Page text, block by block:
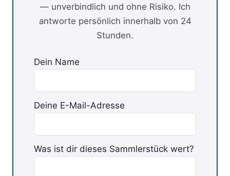
— unverbindlich und ohne Risiko. Ich
antworte persönlich innerhalb von 24
Stunden.
Dein Name
Deine E-Mail-Adresse
Bitte lasse dieses Feld leer.
Was ist dir dieses Sammlerstück wert?